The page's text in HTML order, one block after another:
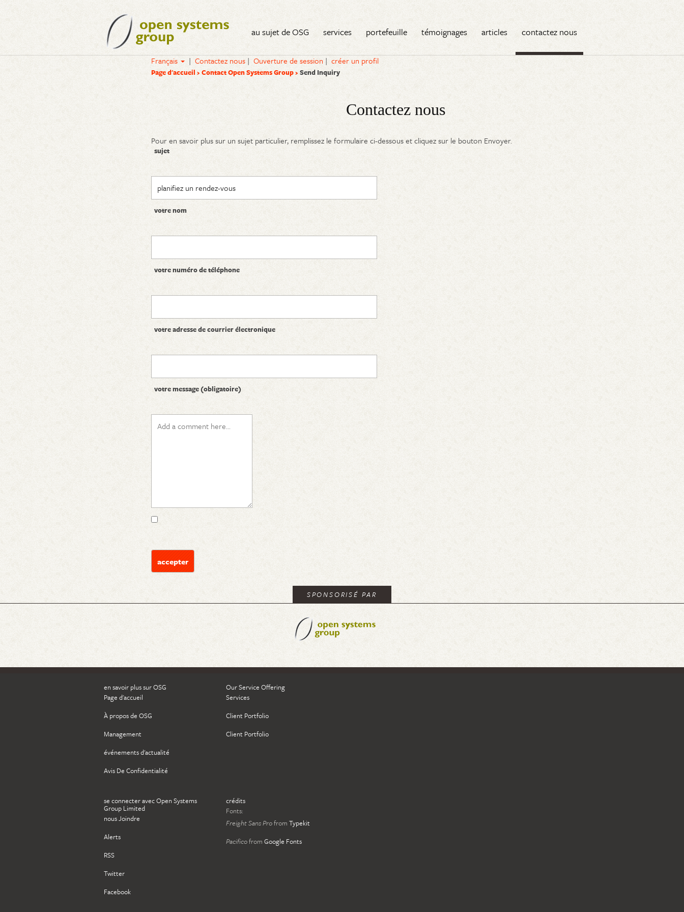
Français | Contactez nous | Ouverture de session | créer un profil
Page d'accueil Contact Open Systems Group Send Inquiry
Contactez nous
Pour en savoir plus sur un sujet particulier, remplissez le formulaire ci-dessous et cliquez sur le bouton Envoyer.
sujet
votre nom
votre numéro de téléphone
votre adresse de courrier électronique
votre message (obligatoire)
au sujet de OSG services portefeuille témoignages articles contactez nous
SPONSORISÉ PAR
en savoir plus sur OSG
Page d'accueil
À propos de OSG
Management
événements d'actualité
Avis De Confidentialité
Our Service Offering
Services
Client Portfolio
Client Portfolio
se connecter avec Open Systems
Group Limited
nous Joindre
Alerts
RSS
Twitter
Facebook
crédits
Fonts:
Freight Sans Profrom Typekit
Pacificofrom Google Fonts